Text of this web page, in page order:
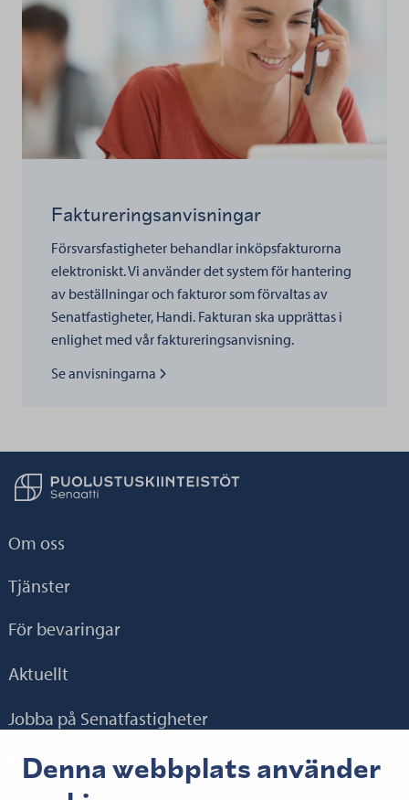
Denna webbplats använder
Faktureringsanvisningar
Försvarsfastigheter behandlar inköpsfakturorna
elektroniskt. Vi använder det system för hantering
av beställningar och fakturor som förvaltas av
Senatfastigheter, Handi. Fakturan ska upprättas i
enlighet med vår faktureringsanvisning.
Lue lisää kohteesta
Se anvisningarna
Till hemsidan
Om oss
Tjänster
För bevaringar
Aktuellt
Jobba på Senatfastigheter
Kontakt